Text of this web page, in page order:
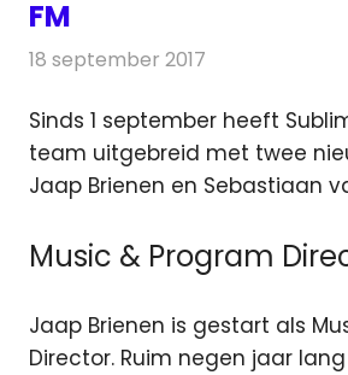
FM
18 september 2017
Sinds 1 september heeft
team uitgebreid met twee
Jaap Brienen en Sebastiaan
Music & Program
Jaap Brienen is gestart als
Director. Ruim negen jaar